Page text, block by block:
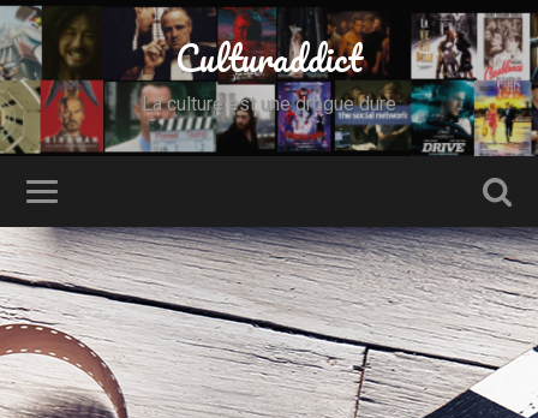
Culturaddict
La culture est une drogue dure